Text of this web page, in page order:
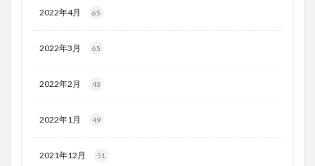
2022年4月 65
2022年3月 65
2022年2月 43
2022年1月 49
2021年12月 51